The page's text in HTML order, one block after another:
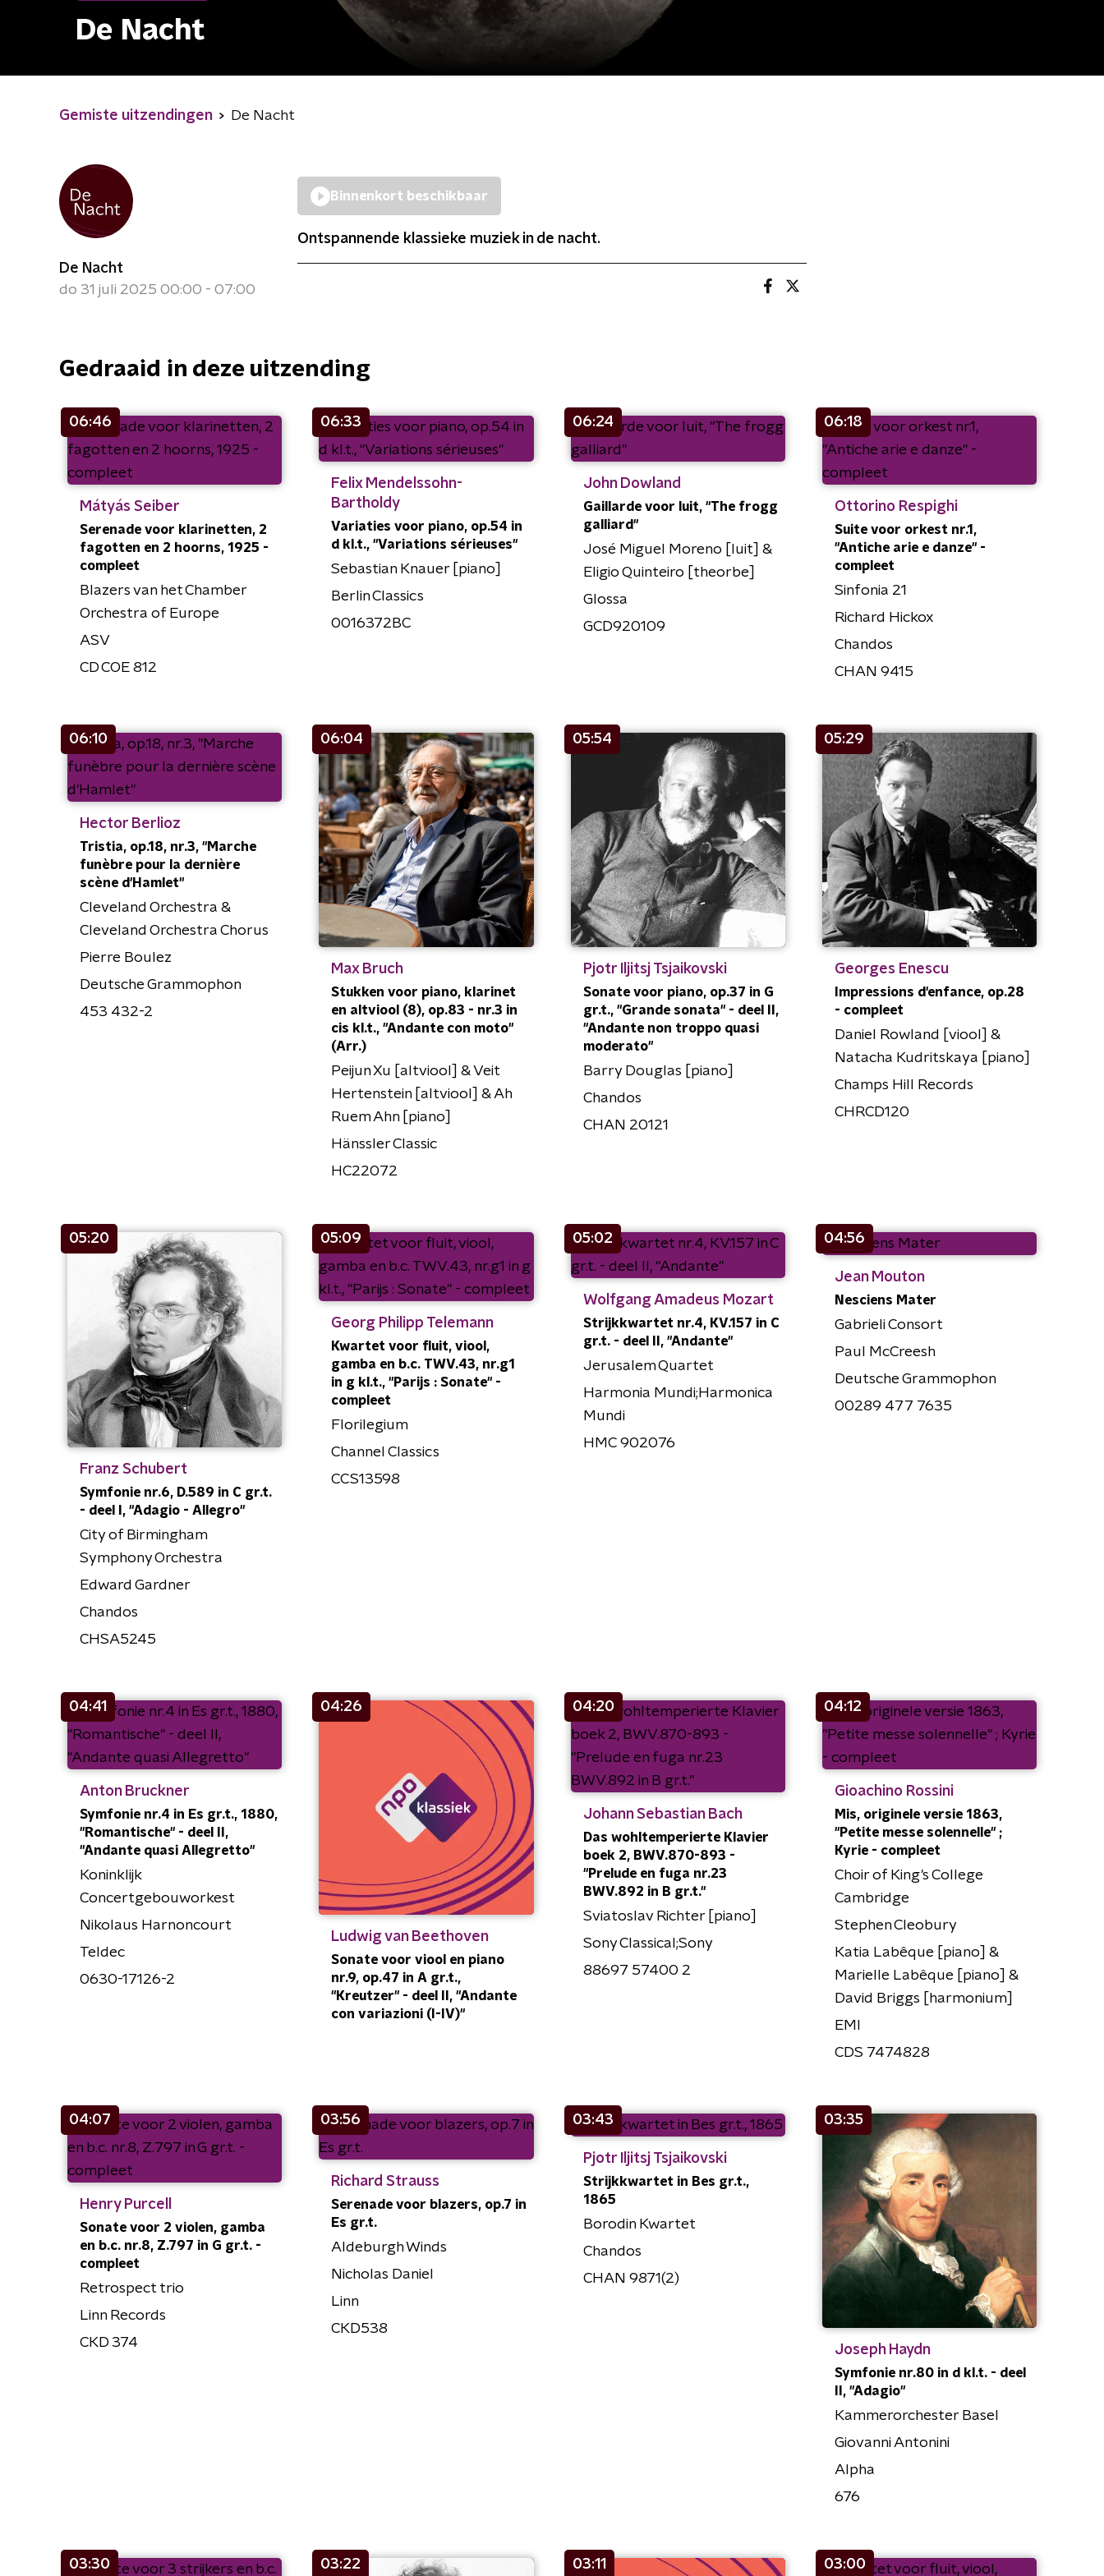
De Nacht
Gemiste uitzendingen De Nacht
De Nacht
do 31 juli 2025 00:00 - 07:00
Binnenkort beschikbaar
Ontspannende klassieke muziek in de nacht.
Gedraaid in deze uitzending
06:46
Mátyás Seiber
Serenade voor klarinetten, 2
fagotten en 2 hoorns, 1925 -
compleet
Blazers van het Chamber
Orchestra of Europe
ASV
CD COE 812
06:33
Felix Mendelssohn-
Bartholdy
Variaties voor piano, op.54 in
d kl.t., "Variations sérieuses"
Sebastian Knauer [piano]
Berlin Classics
0016372BC
06:24
John Dowland
Gaillarde voor luit, "The frogg
galliard"
José Miguel Moreno [luit] &
Eligio Quinteiro [theorbe]
Glossa
GCD920109
06:18
Ottorino Respighi
Suite voor orkest nr.1,
"Antiche arie e danze" -
compleet
Sinfonia 21
Richard Hickox
Chandos
CHAN 9415
06:10
Hector Berlioz
Tristia, op.18, nr.3, "Marche
funèbre pour la dernière
scène d'Hamlet"
Cleveland Orchestra &
Cleveland Orchestra Chorus
Pierre Boulez
Deutsche Grammophon
453 432-2
06:04
Max Bruch
Stukken voor piano, klarinet
en altviool (8), op.83 - nr.3 in
cis kl.t., "Andante con moto"
(Arr.)
Peijun Xu [altviool] & Veit
Hertenstein [altviool] & Ah
Ruem Ahn [piano]
Hänssler Classic
HC22072
05:54
Pjotr Iljitsj Tsjaikovski
Sonate voor piano, op.37 in G
gr.t., "Grande sonata" - deel II,
"Andante non troppo quasi
moderato"
Barry Douglas [piano]
Chandos
CHAN 20121
05:29
Georges Enescu
Impressions d'enfance, op.28
- compleet
Daniel Rowland [viool] &
Natacha Kudritskaya [piano]
Champs Hill Records
CHRCD120
05:20
Franz Schubert
Symfonie nr.6, D.589 in C gr.t.
- deel I, "Adagio - Allegro"
City of Birmingham
Symphony Orchestra
Edward Gardner
Chandos
CHSA5245
05:09
Georg Philipp Telemann
Kwartet voor fluit, viool,
gamba en b.c. TWV.43, nr.g1
in g kl.t., "Parijs : Sonate" -
compleet
Florilegium
Channel Classics
CCS13598
05:02
Wolfgang Amadeus Mozart
Strijkkwartet nr.4, KV.157 in C
gr.t. - deel II, "Andante"
Jerusalem Quartet
Harmonia Mundi;Harmonica
Mundi
HMC 902076
04:56
Jean Mouton
Nesciens Mater
Gabrieli Consort
Paul McCreesh
Deutsche Grammophon
00289 477 7635
04:41
Anton Bruckner
Symfonie nr.4 in Es gr.t., 1880,
"Romantische" - deel II,
"Andante quasi Allegretto"
Koninklijk
Concertgebouworkest
Nikolaus Harnoncourt
Teldec
0630-17126-2
04:26
Ludwig van Beethoven
Sonate voor viool en piano
nr.9, op.47 in A gr.t.,
"Kreutzer" - deel II, "Andante
con variazioni (I-IV)"
04:20
Johann Sebastian Bach
Das wohltemperierte Klavier
boek 2, BWV.870-893 -
"Prelude en fuga nr.23
BWV.892 in B gr.t."
Sviatoslav Richter [piano]
Sony Classical;Sony
88697 57400 2
04:12
Gioachino Rossini
Mis, originele versie 1863,
"Petite messe solennelle" ;
Kyrie - compleet
Choir of King's College
Cambridge
Stephen Cleobury
Katia Labêque [piano] &
Marielle Labêque [piano] &
David Briggs [harmonium]
EMI
CDS 7474828
04:07
Henry Purcell
Sonate voor 2 violen, gamba
en b.c. nr.8, Z.797 in G gr.t. -
compleet
Retrospect trio
Linn Records
CKD 374
03:56
Richard Strauss
Serenade voor blazers, op.7 in
Es gr.t.
Aldeburgh Winds
Nicholas Daniel
Linn
CKD538
03:43
Pjotr Iljitsj Tsjaikovski
Strijkkwartet in Bes gr.t.,
1865
Borodin Kwartet
Chandos
CHAN 9871(2)
03:35
Joseph Haydn
Symfonie nr.80 in d kl.t. - deel
II, "Adagio"
Kammerorchester Basel
Giovanni Antonini
Alpha
676
03:30 03:22 03:11 03:00